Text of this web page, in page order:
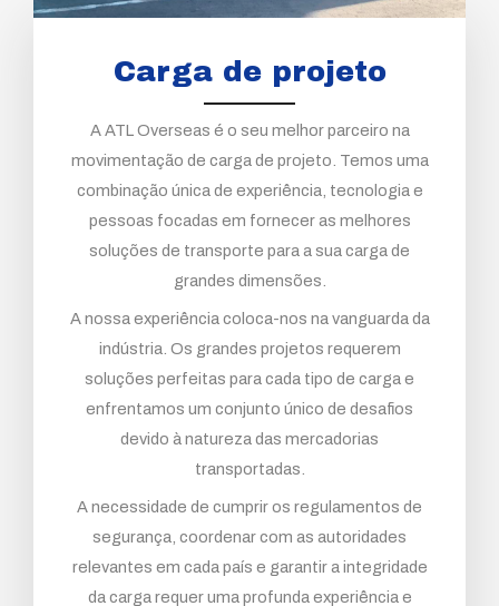
Carga de projeto
A ATL Overseas é o seu melhor parceiro na
movimentação de carga de projeto. Temos uma
combinação única de experiência, tecnologia e
pessoas focadas em fornecer as melhores
soluções de transporte para a sua carga de
grandes dimensões.
A nossa experiência coloca-nos na vanguarda da
indústria. Os grandes projetos requerem
soluções perfeitas para cada tipo de carga e
enfrentamos um conjunto único de desafios
devido à natureza das mercadorias
transportadas.
A necessidade de cumprir os regulamentos de
segurança, coordenar com as autoridades
relevantes em cada país e garantir a integridade
da carga requer uma profunda experiência e